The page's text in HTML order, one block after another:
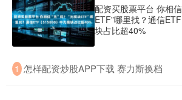
配资买股票平台 你相
ETF”哪里找？通信
块占比超40%
1 ​怎样配资炒股APP下载 赛力斯换档